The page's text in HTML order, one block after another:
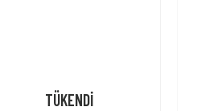
TÜKENDİ